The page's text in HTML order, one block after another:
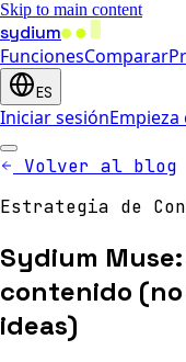
Skip to main content
sydium
FuncionesComparar
ES
Iniciar sesiónEmpieza
Volver al blog
Estrategia de
Sydium
contenido
ideas)